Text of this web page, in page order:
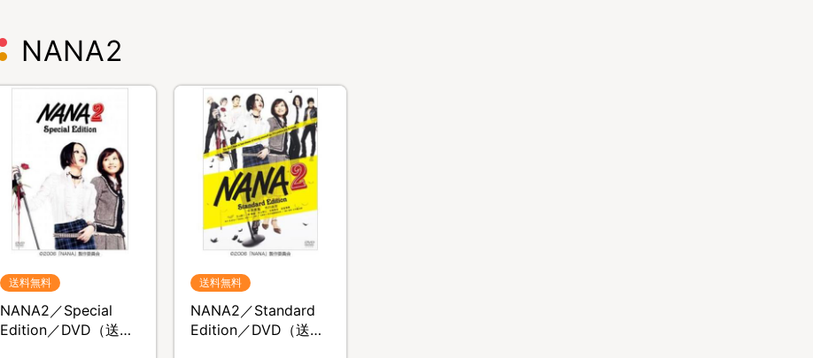
NANA2
送料無料
NANA2／Special
Edition／DVD（送料
送料無料
NANA2／Standard
Edition／DVD（送料